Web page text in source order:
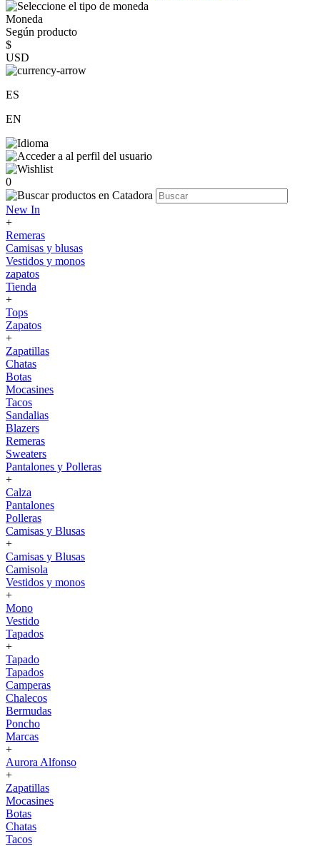
Moneda
Según producto
$
USD
ES
EN
0
New In
+
Remeras
Camisas y blusas
Vestidos y monos
zapatos
Tienda
+
Tops
Zapatos
+
Zapatillas
Chatas
Botas
Mocasines
Tacos
Sandalias
Blazers
Remeras
Sweaters
Pantalones y Polleras
+
Calza
Pantalones
Polleras
Camisas y Blusas
+
Camisas y Blusas
Camisola
Vestidos y monos
+
Mono
Vestido
Tapados
+
Tapado
Tapados
Camperas
Chalecos
Bermudas
Poncho
Marcas
+
Aurora Alfonso
+
Zapatillas
Mocasines
Botas
Chatas
Tacos